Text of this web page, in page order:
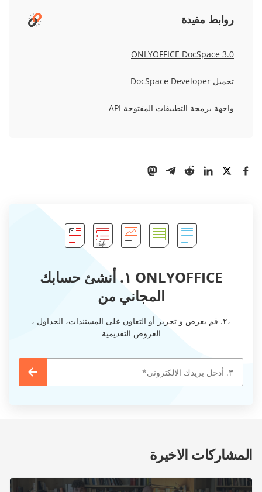
روابط مفيدة
ONLYOFFICE DocSpace 3.0
تحميل DocSpace Developer
واجهة برمجة التطبيقات المفتوحة API
ONLYOFFICE ١. أنشئ حسابك
المجاني من
،٢. قم بعرض و تحرير أو التعاون على المستندات، الجداول ،
العروض التقديمية
المشاركات الاخيرة